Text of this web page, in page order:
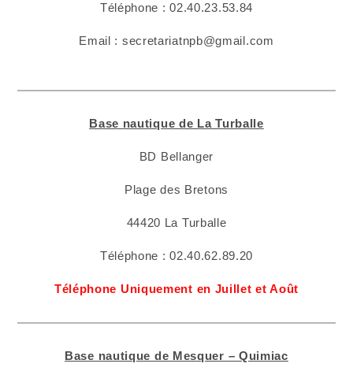
Téléphone : 02.40.23.53.84
Email : secretariatnpb@gmail.com
Base nautique de La Turballe
BD Bellanger
Plage des Bretons
44420 La Turballe
Téléphone : 02.40.62.89.20
Téléphone Uniquement en Juillet et Août
Base nautique de Mesquer – Quimiac